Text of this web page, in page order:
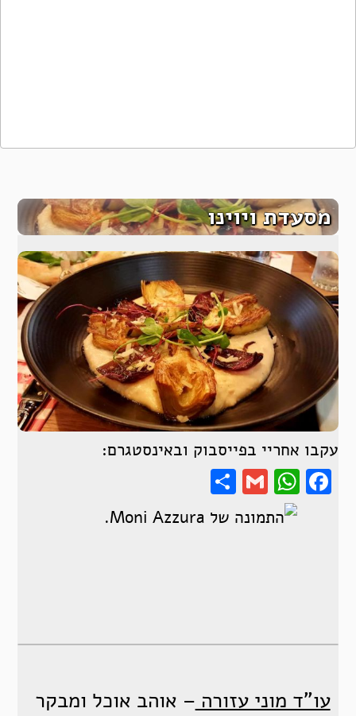
מסעדת ויוינו
עקבו אחריי בפייסבוק ובאינסטגרם:
Facebook
WhatsApp
Gmail
עו"ד מוני עזורה – אוהב אוכל ומבקר